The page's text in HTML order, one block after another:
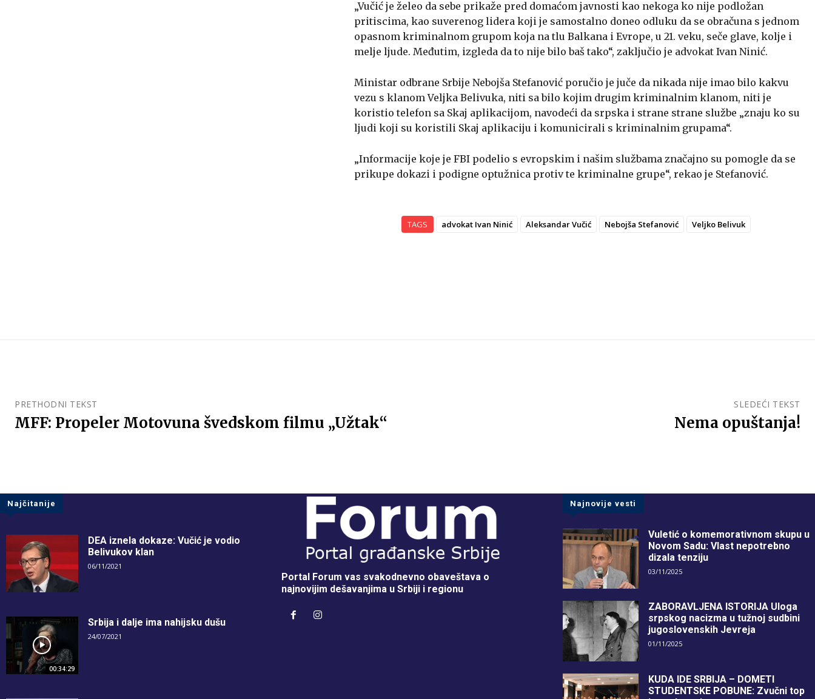
„Vučić je želeo da sebe prikaže pred domaćom javnosti kao nekoga ko nije podložan
pritiscima, kao suverenog lidera koji je samostalno doneo odluku da se obračuna s jednom
opasnom kriminalnom grupom koja na tlu Balkana i Evrope, u 21. veku, seče glave, kolje i
melje ljude. Međutim, izgleda da to nije bilo baš tako“, zaključio je advokat Ivan Ninić.
Ministar odbrane Srbije Nebojša Stefanović poručio je juče da nikada nije imao bilo kakvu
vezu s klanom Veljka Belivuka, niti sa bilo kojim drugim kriminalnim klanom, niti je
koristio telefon sa Skaj aplikacijom, navodeći da srpska i strane strane službe „znaju ko su
ljudi koji su koristili Skaj aplikaciju i komunicirali s kriminalnim grupama“.
„Informacije koje je FBI podelio s evropskim i našim službama značajno su pomogle da se
prikupe dokazi i podigne optužnica protiv te kriminalne grupe“, rekao je Stefanović.
TAGS advokat Ivan Ninić Aleksandar Vučić Nebojša Stefanović Veljko Belivuk
PRETHODNI TEKST
MFF: Propeler Motovuna švedskom filmu „Užtak“
SLEDEĆI TEKST
Nema opuštanja!
Najčitanije
DEA iznela dokaze: Vučić je vodio
Belivukov klan
06/11/2021
00:34:29
Srbija i dalje ima nahijsku dušu
24/07/2021
Portal Forum vas svakodnevno obaveštava o
najnovijim dešavanjima u Srbiji i regionu
Najnovije vesti
Vuletić o komemorativnom skupu u
Novom Sadu: Vlast nepotrebno
dizala tenziju
03/11/2025
ZABORAVLJENA ISTORIJA Uloga
srpskog nacizma u tužnoj sudbini
jugoslovenskih Jevreja
01/11/2025
KUDA IDE SRBIJA – DOMETI
STUDENTSKE POBUNE: Zvučni top